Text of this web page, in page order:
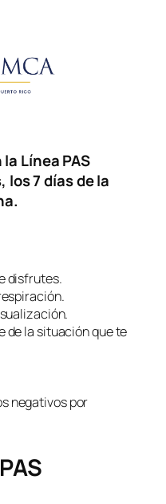
Línea PAS
los 7 días de la
disfrutes.
de la situación que te
negativos por